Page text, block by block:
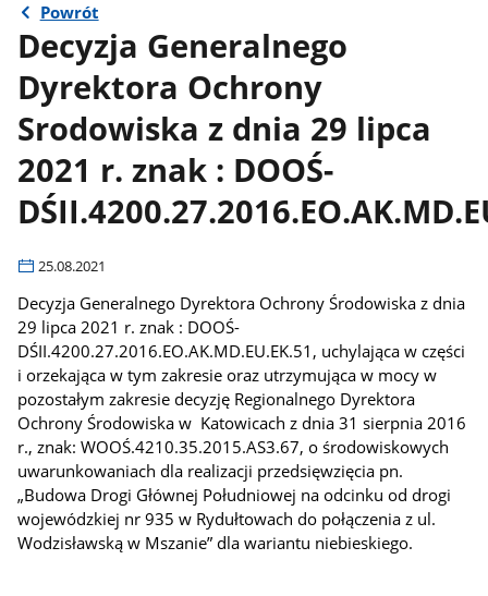
Powrót
Decyzja Generalnego
Dyrektora Ochrony
Srodowiska z dnia 29 lipca
2021 r. znak : DOOŚ-
25.08.2021
Decyzja Generalnego Dyrektora Ochrony Środowiska z dnia
29 lipca 2021 r. znak : DOOŚ-
DŚII.4200.27.2016.EO.AK.MD.EU.EK.51, uchylająca w części
i orzekająca w tym zakresie oraz utrzymująca w mocy w
pozostałym zakresie decyzję Regionalnego Dyrektora
Ochrony Środowiska w Katowicach z dnia 31 sierpnia 2016
r., znak: WOOŚ.4210.35.2015.AS3.67, o środowiskowych
uwarunkowaniach dla realizacji przedsięwzięcia pn.
„Budowa Drogi Głównej Południowej na odcinku od drogi
wojewódzkiej nr 935 w Rydułtowach do połączenia z ul.
Wodzisławską w Mszanie” dla wariantu niebieskiego.